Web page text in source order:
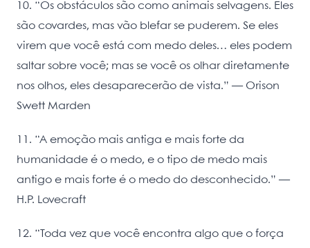
10. “Os obstáculos são como animais selvagens. Eles
são covardes, mas vão blefar se puderem. Se eles
virem que você está com medo deles… eles podem
saltar sobre você; mas se você os olhar diretamente
nos olhos, eles desaparecerão de vista.” — Orison
Swett Marden
11. “A emoção mais antiga e mais forte da
humanidade é o medo, e o tipo de medo mais
antigo e mais forte é o medo do desconhecido.” —
H.P. Lovecraft
12. “Toda vez que você encontra algo que o força